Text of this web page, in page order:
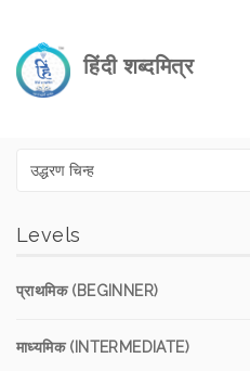
हिंदी शब्दमित्र
Levels
प्राथमिक (BEGINNER)
माध्यमिक (INTERMEDIATE)